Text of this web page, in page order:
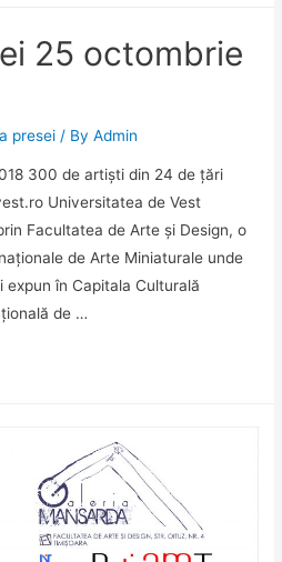
25 octombrie
presei / ByAdmin
300 de artiști din 24 de țări
Universitatea de Vest
Facultatea de Arte și Design, o
de Arte Miniaturale unde
în Capitala Culturală
de …